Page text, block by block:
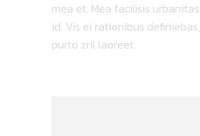
mea et. Mea facilisis
id. Vis ei rationibus
purto zril laoreet.